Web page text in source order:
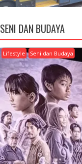
SENI DAN BUDAYA
Lifestyle Seni dan Budaya